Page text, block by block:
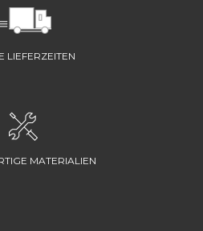
LIEFERZEITEN
MATERIALIEN